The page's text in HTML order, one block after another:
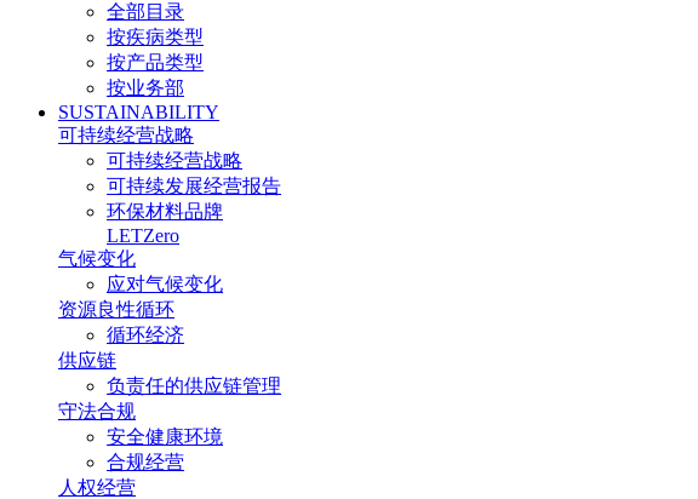
全部目录
按疾病类型
按产品类型
按业务部
SUSTAINABILITY
可持续经营战略
可持续经营战略
可持续发展经营报告​
环保材料品牌
LETZero
气候变化
应对气候变化
资源良性循环
循环经济
供应链
负责任的供应链管理
守法合规
安全健康环境
合规经营
人权经营